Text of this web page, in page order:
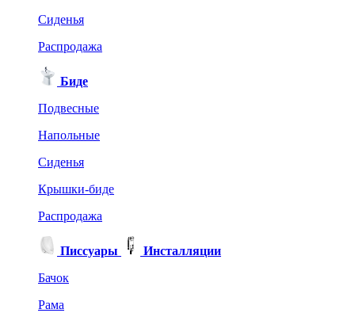
Сиденья
Распродажа
Биде
Подвесные
Напольные
Сиденья
Крышки-биде
Распродажа
Писсуары
Инсталляции
Бачок
Рама